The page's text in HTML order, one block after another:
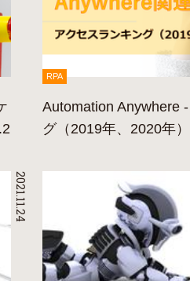
RPA
Automation Anywhere
グ（2019年、2020年）
2021.11.24